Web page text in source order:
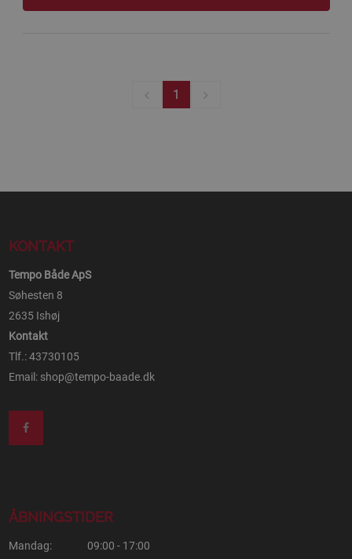
1
KONTAKT
Tempo Både ApS
Søhesten 8
2635 Ishøj
Kontakt
Tlf.: 43730105
Email: shop@tempo-baade.dk
ÅBNINGSTIDER
Mandag: 09:00 - 17:00